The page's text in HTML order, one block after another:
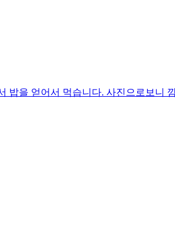
밥을 얻어서 먹습니다. 사진으로보니